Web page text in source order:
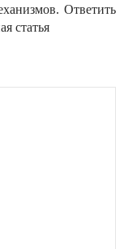
Ответить
статья